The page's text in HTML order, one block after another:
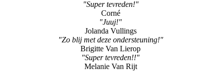
"Super tevreden!"
Corné
"Juuj!"
Jolanda Vullings
"Zo blij met deze ondersteuning!"
Brigitte Van Lierop
"Super tevreden!!"
Melanie Van Rijt